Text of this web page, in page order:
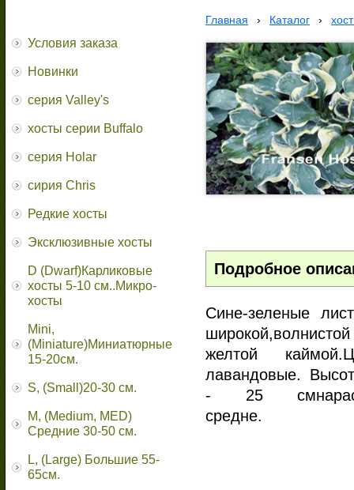
Условия заказа
Новинки
серия Valley's
хосты серии Buffalo
серия Holar
сирия Chris
Редкие хосты
Эксклюзивные хосты
D (Dwarf)Карликовые
хосты 5-10 см..Микро-
хосты
Mini,
(Miniature)Миниатюрные
15-20см.
S, (Small)20-30 см.
M, (Medium, MED)
Средние 30-50 см.
L, (Large) Большие 55-
65cм.
Главная › Каталог ›
Подробное
Сине-зеленые
широкой,волнистой
желтой
лавандовые.
- 25
средне.